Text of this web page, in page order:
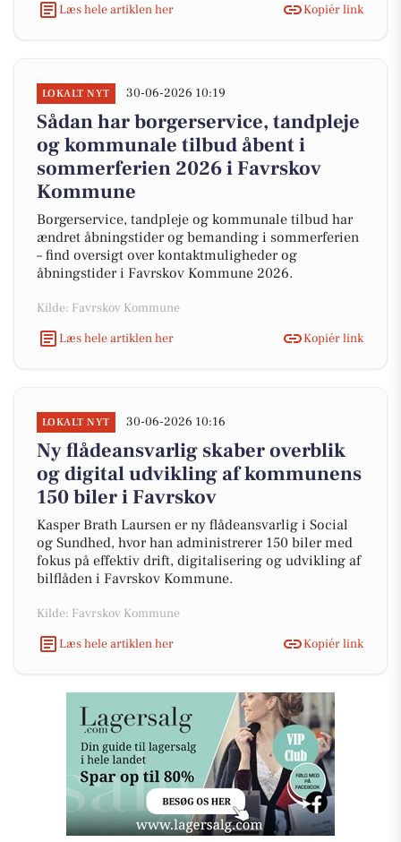
Læs hele artiklen her
Kopiér link
LOKALT NYT 30-06-2026 10:19
Sådan har borgerservice, tandpleje
og kommunale tilbud åbent i
sommerferien 2026 i Favrskov
Kommune
Borgerservice, tandpleje og kommunale tilbud har
ændret åbningstider og bemanding i sommerferien
– find oversigt over kontaktmuligheder og
åbningstider i Favrskov Kommune 2026.
Kilde: Favrskov Kommune
Læs hele artiklen her
Kopiér link
LOKALT NYT 30-06-2026 10:16
Ny flådeansvarlig skaber overblik
og digital udvikling af kommunens
150 biler i Favrskov
Kasper Brath Laursen er ny flådeansvarlig i Social
og Sundhed, hvor han administrerer 150 biler med
fokus på effektiv drift, digitalisering og udvikling af
bilflåden i Favrskov Kommune.
Kilde: Favrskov Kommune
Læs hele artiklen her
Kopiér link